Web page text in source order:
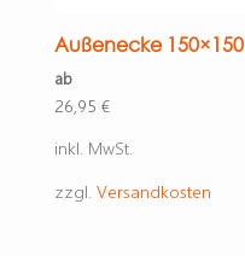
Außenecke 150×150
ab
26,95 €
inkl. MwSt.
zzgl. Versandkosten